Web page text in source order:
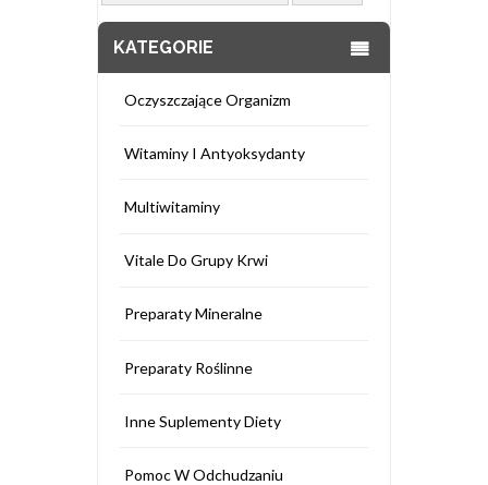
KATEGORIE
Oczyszczające Organizm
Witaminy I Antyoksydanty
Multiwitaminy
Vitale Do Grupy Krwi
Preparaty Mineralne
Preparaty Roślinne
Inne Suplementy Diety
Pomoc W Odchudzaniu